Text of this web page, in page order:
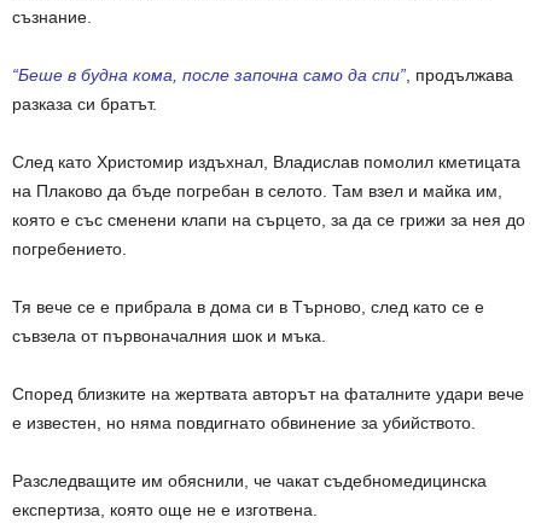
съзнание.
“Беше в будна кома, после започна само да спи”, продължава
разказа си братът.
След като Христомир издъхнал, Владислав помолил кметицата
на Плаково да бъде погребан в селото. Там взел и майка им,
която е със сменени клапи на сърцето, за да се грижи за нея до
погребението.
Тя вече се е прибрала в дома си в Търново, след като се е
съвзела от първоначалния шок и мъка.
Според близките на жертвата авторът на фаталните удари вече
е известен, но няма повдигнато обвинение за убийството.
Разследващите им обяснили, че чакат съдебномедицинска
експертиза, която още не е изготвена.